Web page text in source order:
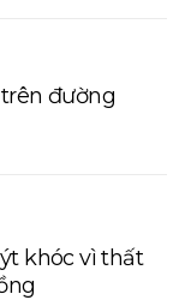
đường
khóc vì thất